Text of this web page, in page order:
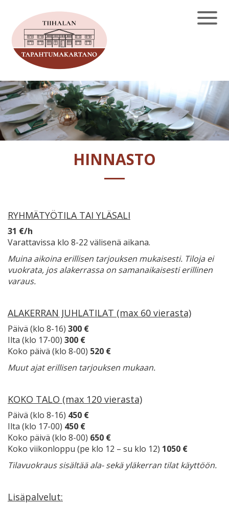
HINNASTO
RYHMÄTYÖTILA TAI YLÄSALI
31 €/h
Varattavissa klo 8-22 välisenä aikana.
Muina aikoina erillisen tarjouksen mukaisesti. Tiloja ei
vuokrata, jos alakerrassa on samanaikaisesti erillinen
varaus.
ALAKERRAN JUHLATILAT (max 60 vierasta)
Päivä (klo 8-16) 300 €
Ilta (klo 17-00) 300 €
Koko päivä (klo 8-00) 520 €
Muut ajat erillisen tarjouksen mukaan.
KOKO TALO (max 120 vierasta)
Päivä (klo 8-16) 450 €
Ilta (klo 17-00) 450 €
Koko päivä (klo 8-00) 650 €
Koko viikonloppu (pe klo 12 – su klo 12) 1050 €
Tilavuokraus sisältää ala- sekä yläkerran tilat käyttöön.
Lisäpalvelut: